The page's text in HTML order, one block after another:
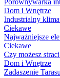
Porównywarka
Dom i Wnętrze
Industrialny
Ciekawe
Najważniejsze
Ciekawe
Czy możesz
Dom i Wnętrze
Zadaszenie